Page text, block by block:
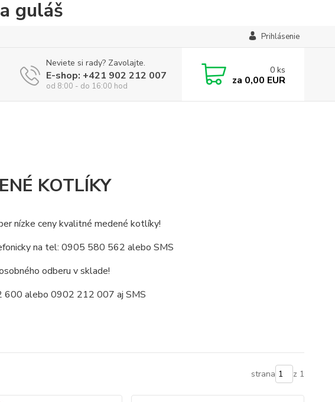
guláš
Prihlásenie
Neviete si rady? Zavolajte.
E-shop: +421 902 212 007
od 8:00 - do 16:00 hod
0 ks
za 0,00 EUR
KOTLÍKY
nízke ceny kvalitné medené kotlíky!
na tel: 0905 580 562 alebo SMS
odberu v sklade!
600 alebo 0902 212 007 aj SMS
strana z 1